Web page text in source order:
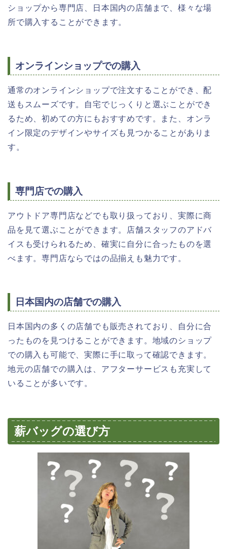
ショップから専門店、日本国内の店舗まで、様々な場
所で購入することができます。
オンラインショップでの購入
通常のオンラインショップで注文することができ、配
送もスムーズです。自宅でじっくりと選ぶことができ
るため、初めての方にもおすすめです。また、オンラ
イン限定のデザインやサイズも見つかることがありま
す。
専門店での購入
アウトドア専門店などでも取り扱っており、実際に商
品を見て選ぶことができます。店舗スタッフのアドバ
イスも受けられるため、確実に自分に合ったものを選
べます。専門店ならではの品揃えも魅力です。
日本国内の店舗での購入
日本国内の多くの店舗でも販売されており、自分に合
ったものを見つけることができます。地域のショップ
での購入も可能で、実際に手に取って確認できます。
地元の店舗での購入は、アフターサービスも充実して
いることが多いです。
薪バッグの選び方